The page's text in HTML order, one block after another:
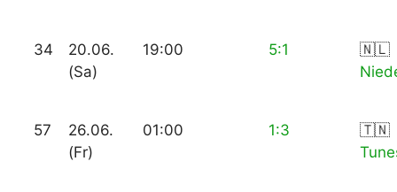
34
20.06.
(Sa)
19:00 5:1
🇳🇱
57
26.06.
(Fr)
01:00 1:3
🇹🇳